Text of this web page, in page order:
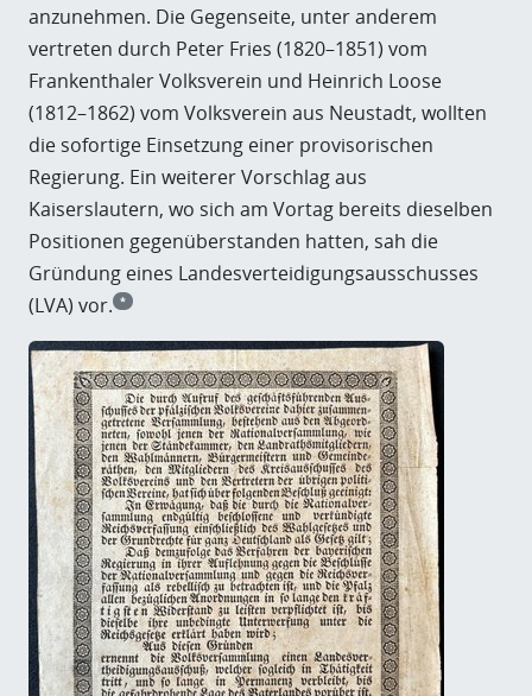
anzunehmen. Die Gegenseite, unter anderem
vertreten durch Peter Fries (1820–1851) vom
Frankenthaler Volksverein und Heinrich Loose
(1812–1862) vom Volksverein aus Neustadt, wollten
die sofortige Einsetzung einer provisorischen
Regierung. Ein weiterer Vorschlag aus
Kaiserslautern, wo sich am Vortag bereits dieselben
Positionen gegenüberstanden hatten, sah die
Gründung eines Landesverteidigungsausschusses
(LVA) vor. *